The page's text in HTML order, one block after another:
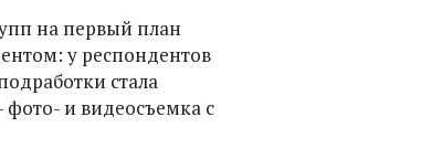
на первый план
у респондентов
стала
фото- и видеосъемка с